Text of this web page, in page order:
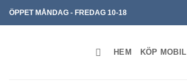
Skip
ÖPPET MÅNDAG - FREDAG 10-18
HEM KÖP MOBIL